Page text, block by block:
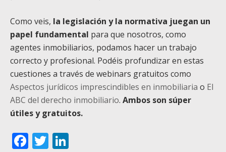
Como veis, la legislación y la normativa juegan un
papel fundamental para que nosotros, como
agentes inmobiliarios, podamos hacer un trabajo
correcto y profesional. Podéis profundizar en estas
cuestiones a través de webinars gratuitos como
Aspectos jurídicos imprescindibles en inmobiliaria o El
ABC del derecho inmobiliario. Ambos son súper
útiles y gratuitos.
Facebook
Twitter